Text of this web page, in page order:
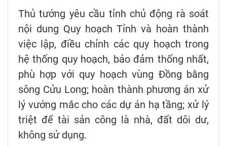
Thủ tướng yêu cầu tỉnh chủ động rà soát
nội dung Quy hoạch Tỉnh và hoàn thành
việc lập, điều chỉnh các quy hoạch trong
hệ thống quy hoạch, bảo đảm thống nhất,
phù hợp với quy hoạch vùng Đồng bằng
sông Cửu Long; hoàn thành phương án xử
lý vướng mắc cho các dự án hạ tầng; xử lý
triệt để tài sản công là nhà, đất dôi dư,
không sử dụng.